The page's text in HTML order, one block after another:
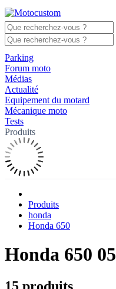
Parking
Forum moto
Médias
Actualité
Equipement du motard
Mécanique moto
Tests
Produits
Produits
honda
Honda 650
Honda 650 05